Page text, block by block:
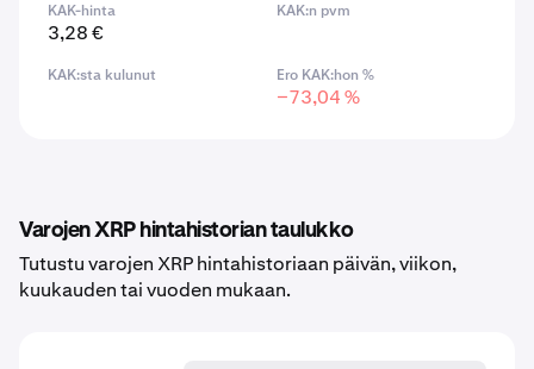
KAK-hinta
3,28 €
KAK:n pvm
KAK:sta kulunut Ero KAK:hon %
−73,04 %
Varojen XRP hintahistorian taulukko
Tutustu varojen XRP hintahistoriaan päivän, viikon,
kuukauden tai vuoden mukaan.